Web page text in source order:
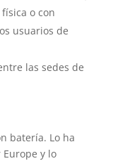
o con
usuarios de
las sedes de
batería. Lo ha
y lo